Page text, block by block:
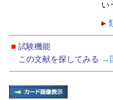
い
■ 試験機能
この文献を探してみる →